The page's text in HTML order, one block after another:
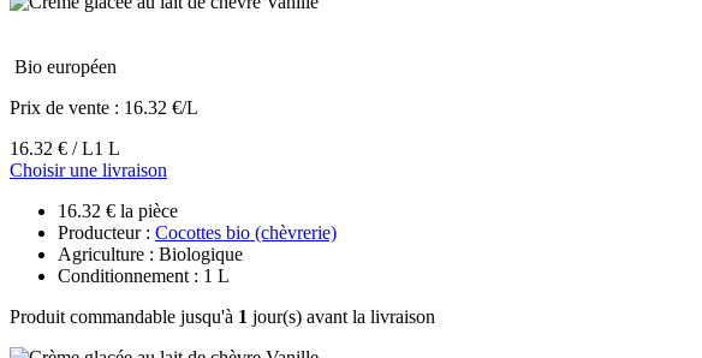
Bio européen
Prix de vente : 16.32 €/L
16.32 € / L1 L
Choisir une livraison
16.32 € la pièce
Producteur : Cocottes bio (chèvrerie)
Agriculture : Biologique
Conditionnement : 1 L
Produit commandable jusqu'à 1 jour(s) avant la livraison